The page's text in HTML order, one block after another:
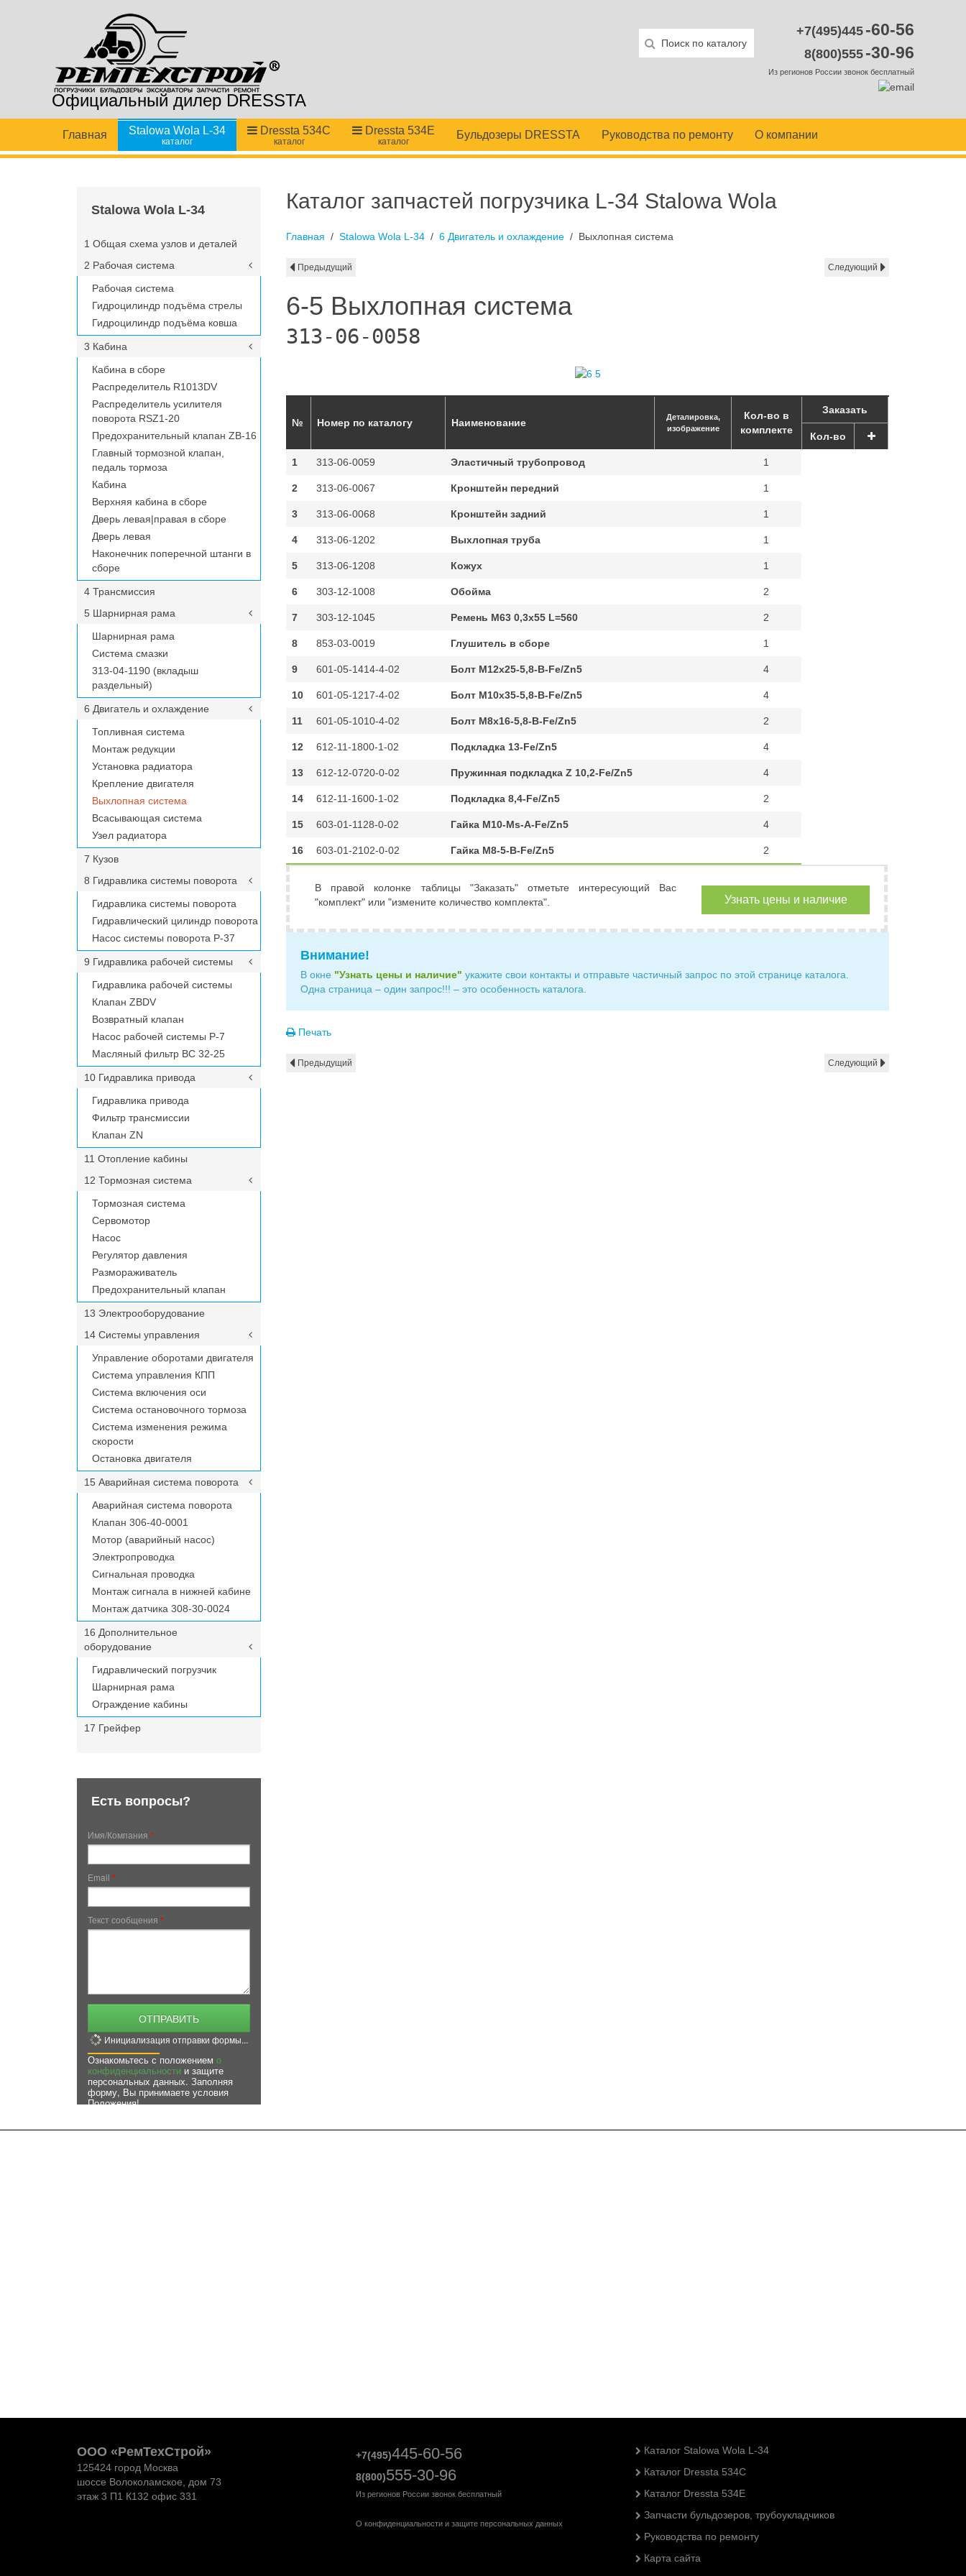
Официальный дилер DRESSTA
+7(495)445 -60-56
8(800)555 -30-96
Из регионов России звонок бесплатный
Главная Stalowa Wola L-34
каталог
Dressta 534C
каталог
Dressta 534E
каталог
Бульдозеры DRESSTA Руководства по ремонту О компании
Каталог запчастей погрузчика L-34 Stalowa Wola
Главная Stalowa Wola L-34 6 Двигатель и охлаждение Выхлопная система
Предыдущий Следующий
6-5 Выхлопная система
313-06-0058
№ Номер по каталогу Наименование
Деталировка,
изображение
Кол-во в
комплекте
Заказать
Кол-во
1 313-06-0059 Эластичный трубопровод 1
2 313-06-0067 Кронштейн передний 1
3 313-06-0068 Кронштейн задний 1
4 313-06-1202 Выхлопная труба 1
5 313-06-1208 Кожух 1
6 303-12-1008 Обойма 2
7 303-12-1045 Ремень M63 0,3x55 L=560 2
8 853-03-0019 Глушитель в сборе 1
9 601-05-1414-4-02 Болт M12x25-5,8-B-Fe/Zn5 4
10 601-05-1217-4-02 Болт M10x35-5,8-B-Fe/Zn5 4
11 601-05-1010-4-02 Болт M8x16-5,8-B-Fe/Zn5 2
12 612-11-1800-1-02 Подкладка 13-Fe/Zn5 4
13 612-12-0720-0-02 Пружинная подкладка Z 10,2-Fe/Zn5 4
14 612-11-1600-1-02 Подкладка 8,4-Fe/Zn5 2
15 603-01-1128-0-02 Гайка M10-Ms-A-Fe/Zn5 4
16 603-01-2102-0-02 Гайка M8-5-B-Fe/Zn5 2
В правой колонке таблицы "Заказать" отметьте интересующий Вас
"комплект" или "измените количество комплекта".
Узнать цены и наличие
Внимание!
В окне "Узнать цены и наличие" укажите свои контакты и отправьте частичный запрос по этой странице каталога.
Одна страница – один запрос!!! – это особенность каталога.
Печать
Предыдущий Следующий
Stalowa Wola L-34
1 Общая схема узлов и деталей
2 Рабочая система
Рабочая система
Гидроцилиндр подъёма стрелы
Гидроцилиндр подъёма ковша
3 Кабина
Кабина в сборе
Распределитель R1013DV
Распределитель усилителя
поворота RSZ1-20
Предохранительный клапан ZB-16
Главный тормозной клапан,
педаль тормоза
Кабина
Верхняя кабина в сборе
Дверь левая|правая в сборе
Дверь левая
Наконечник поперечной штанги в
сборе
4 Трансмиссия
5 Шарнирная рама
Шарнирная рама
Система смазки
313-04-1190 (вкладыш
раздельный)
6 Двигатель и охлаждение
Топливная система
Монтаж редукции
Установка радиатора
Крепление двигателя
Выхлопная система
Всасывающая система
Узел радиатора
7 Кузов
8 Гидравлика системы поворота
Гидравлика системы поворота
Гидравлический цилиндр поворота
Насос системы поворота P-37
9 Гидравлика рабочей системы
Гидравлика рабочей системы
Клапан ZBDV
Возвратный клапан
Насос рабочей системы P-7
Масляный фильтр ВС 32-25
10 Гидравлика привода
Гидравлика привода
Фильтр трансмиссии
Клапан ZN
11 Отопление кабины
12 Тормозная система
Тормозная система
Сервомотор
Насос
Регулятор давления
Размораживатель
Предохранительный клапан
13 Электрооборудование
14 Системы управления
Управление оборотами двигателя
Система управления КПП
Система включения оси
Система остановочного тормоза
Система изменения режима
скорости
Остановка двигателя
15 Аварийная система поворота
Аварийная система поворота
Клапан 306-40-0001
Мотор (аварийный насос)
Электропроводка
Сигнальная проводка
Монтаж сигнала в нижней кабине
Монтаж датчика 308-30-0024
16 Дополнительное
оборудование
Гидравлический погрузчик
Шарнирная рама
Ограждение кабины
17 Грейфер
Есть вопросы?
Имя/Компания *
Email *
Текст сообщения *
ОТПРАВИТЬ
Инициализация отправки формы...
Ознакомьтесь с положением о
конфиденциальности и защите
персональных данных. Заполняя
форму, Вы принимаете условия
Положения!
ООО «РемТехСтрой»
125424 город Москва
шоссе Волоколамское, дом 73
этаж 3 П1 К132 офис 331
+7(495)445-60-56
8(800)555-30-96
Из регионов России звонок бесплатный
О конфиденциальности и защите персональных данных
Каталог Stalowa Wola L-34
Каталог Dressta 534C
Каталог Dressta 534E
Запчасти бульдозеров, трубоукладчиков
Руководства по ремонту
Карта сайта